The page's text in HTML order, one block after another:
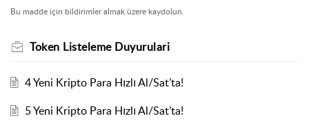
Bu madde için bildirimler almak üzere kaydolun.
Token Listeleme Duyurulari
4 Yeni Kripto Para Hızlı Al/Sat’ta!
5 Yeni Kripto Para Hızlı Al/Sat’ta!